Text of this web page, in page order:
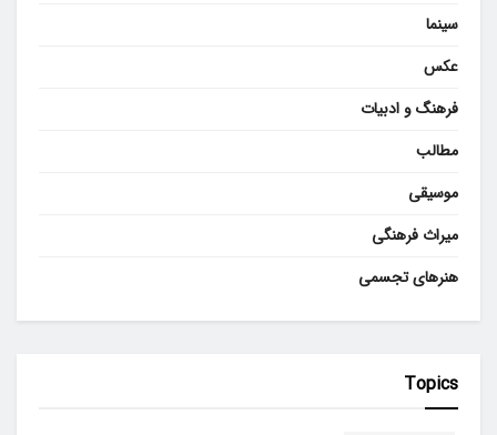
سینما
عکس
فرهنگ و ادبیات
مطالب
موسیقی
میراث فرهنگی
هنرهای تجسمی
Topics